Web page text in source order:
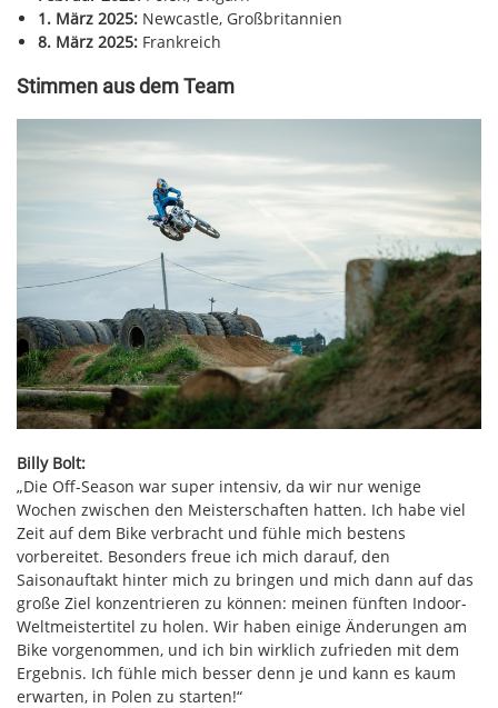
1. März 2025: Newcastle, Großbritannien
8. März 2025: Frankreich
Stimmen aus dem Team
Billy Bolt:
„Die Off-Season war super intensiv, da wir nur wenige
Wochen zwischen den Meisterschaften hatten. Ich habe viel
Zeit auf dem Bike verbracht und fühle mich bestens
vorbereitet. Besonders freue ich mich darauf, den
Saisonauftakt hinter mich zu bringen und mich dann auf das
große Ziel konzentrieren zu können: meinen fünften Indoor-
Weltmeistertitel zu holen. Wir haben einige Änderungen am
Bike vorgenommen, und ich bin wirklich zufrieden mit dem
Ergebnis. Ich fühle mich besser denn je und kann es kaum
erwarten, in Polen zu starten!“